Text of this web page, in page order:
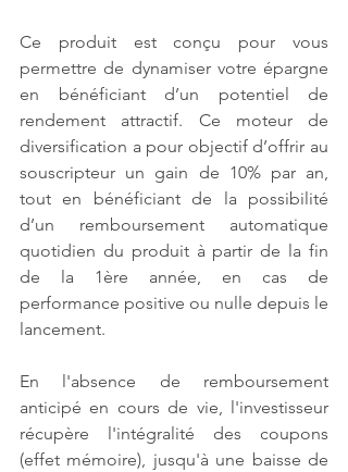
Ce produit est conçu pour vous
permettre de dynamiser votre épargne
en bénéficiant d’un potentiel de
rendement attractif. Ce moteur de
diversification a pour objectif d’offrir au
souscripteur un gain de 10% par an,
tout en bénéficiant de la possibilité
d’un remboursement automatique
quotidien du produit à partir de la fin
de la 1ère année, en cas de
performance positive ou nulle depuis le
lancement.
En l'absence de remboursement
anticipé en cours de vie, l'investisseur
récupère l'intégralité des coupons
(effet mémoire), jusqu'à une baisse de